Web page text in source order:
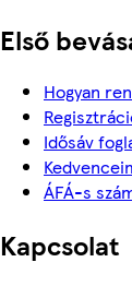
Első
Hogyan
Idősáv
ÁFÁ-s
Kapcsolat